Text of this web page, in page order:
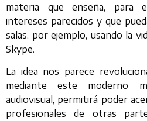
materia que enseña, para
intereses parecidos y que
salas, por ejemplo, usando la
Skype.
La idea nos parece
mediante este moderno
audiovisual, permitirá poder
profesionales de otras